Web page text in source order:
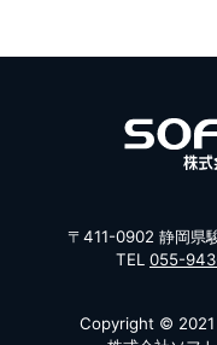
〒411-0902 静岡県
TEL 055-
Copyright © 2021